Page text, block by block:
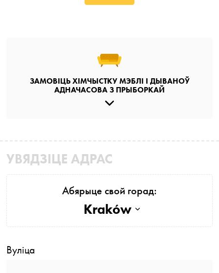
ЗАМОВІЦЬ ХІМЧЫСТКУ МЭБЛІ І ДЫВАНОЎ
АДНАЧАСОВА З ПРЫБОРКАЙ
УВЯДЗІЦЕ АДРАС
Абярыце свой горад:
Kraków
Вуліца